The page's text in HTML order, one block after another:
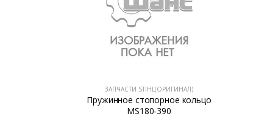
ЗАПЧАСТИ STIHL(ОРИГИНАЛ)
Пружинное стопорное кольцо
MS180-390